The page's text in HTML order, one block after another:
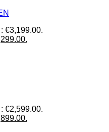
€3,199.00.
€2,599.00.